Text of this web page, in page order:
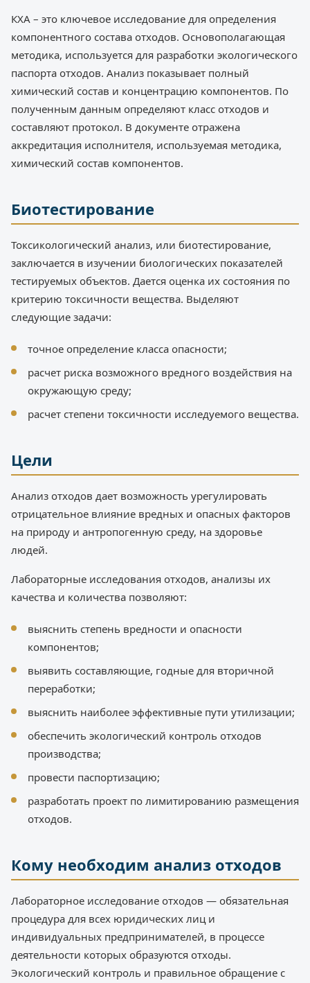
КХА – это ключевое исследование для определения
компонентного состава отходов. Основополагающая
методика, используется для разработки экологического
паспорта отходов. Анализ показывает полный
химический состав и концентрацию компонентов. По
полученным данным определяют класс отходов и
составляют протокол. В документе отражена
аккредитация исполнителя, используемая методика,
химический состав компонентов.
Биотестирование
Токсикологический анализ, или биотестирование,
заключается в изучении биологических показателей
тестируемых объектов. Дается оценка их состояния по
критерию токсичности вещества. Выделяют
следующие задачи:
точное определение класса опасности;
расчет риска возможного вредного воздействия на
окружающую среду;
расчет степени токсичности исследуемого вещества.
Цели
Анализ отходов дает возможность урегулировать
отрицательное влияние вредных и опасных факторов
на природу и антропогенную среду, на здоровье
людей.
Лабораторные исследования отходов, анализы их
качества и количества позволяют:
выяснить степень вредности и опасности
компонентов;
выявить составляющие, годные для вторичной
переработки;
выяснить наиболее эффективные пути утилизации;
обеспечить экологический контроль отходов
производства;
провести паспортизацию;
разработать проект по лимитированию размещения
отходов.
Кому необходим анализ отходов
Лабораторное исследование отходов — обязательная
процедура для всех юридических лиц и
индивидуальных предпринимателей, в процессе
деятельности которых образуются отходы.
Экологический контроль и правильное обращение с